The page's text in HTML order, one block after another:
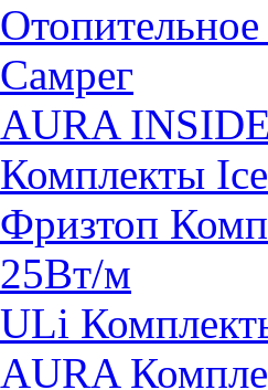
Самрег
AURA INSIDE
Комплекты
Фризтоп
25Вт/м
ULi
AURA